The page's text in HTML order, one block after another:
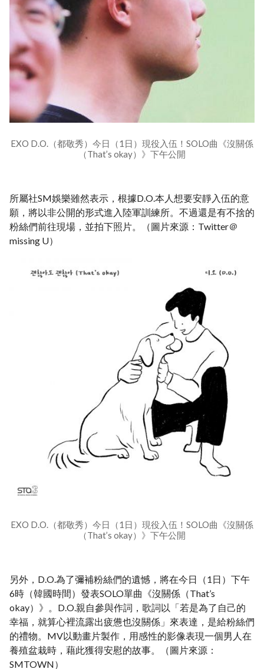
EXO D.O.（都敬秀）今日（1日）現役入伍！SOLO曲《沒關係
（That’s okay）》下午公開
所屬社SM娛樂雖然表示，根據D.O.本人想要安靜入伍的意
願，將以非公開的形式進入陸軍訓練所。不過還是有不捨的
粉絲們前往現場，並拍下照片。（圖片來源：Twitter＠
missing U）
EXO D.O.（都敬秀）今日（1日）現役入伍！SOLO曲《沒關係
（That’s okay）》下午公開
另外，D.O.為了彌補粉絲們的遺憾，將在今日（1日）下午
6時（韓國時間）發表SOLO單曲《沒關係（That’s
okay）》。D.O.親自參與作詞，歌詞以「若是為了自己的
幸福，就算心裡流露出疲憊也沒關係」來表達，是給粉絲們
的禮物。MV以動畫片製作，用感性的影像表現一個男人在
養殖盆栽時，藉此獲得安慰的故事。（圖片來源：
SMTOWN）